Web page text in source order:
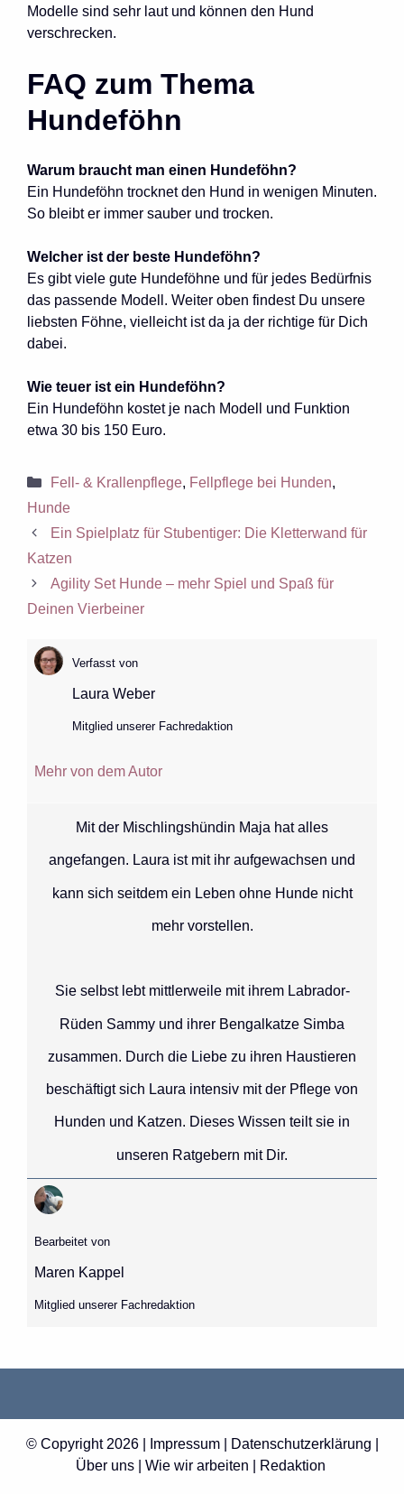
Modelle sind sehr laut und können den Hund
verschrecken.
FAQ zum Thema
Hundeföhn
Warum braucht man einen Hundeföhn?
Ein Hundeföhn trocknet den Hund in wenigen Minuten.
So bleibt er immer sauber und trocken.
Welcher ist der beste Hundeföhn?
Es gibt viele gute Hundeföhne und für jedes Bedürfnis
das passende Modell. Weiter oben findest Du unsere
liebsten Föhne, vielleicht ist da ja der richtige für Dich
dabei.
Wie teuer ist ein Hundeföhn?
Ein Hundeföhn kostet je nach Modell und Funktion
etwa 30 bis 150 Euro.
Kategorien
Fell- & Krallenpflege, Fellpflege bei Hunden,
Hunde
Ein Spielplatz für Stubentiger: Die Kletterwand für
Katzen
Agility Set Hunde – mehr Spiel und Spaß für
Deinen Vierbeiner
Verfasst von
Laura Weber
Mitglied unserer Fachredaktion
Mehr von dem Autor
Mit der Mischlingshündin Maja hat alles
angefangen. Laura ist mit ihr aufgewachsen und
kann sich seitdem ein Leben ohne Hunde nicht
mehr vorstellen.
Sie selbst lebt mittlerweile mit ihrem Labrador-
Rüden Sammy und ihrer Bengalkatze Simba
zusammen. Durch die Liebe zu ihren Haustieren
beschäftigt sich Laura intensiv mit der Pflege von
Hunden und Katzen. Dieses Wissen teilt sie in
unseren Ratgebern mit Dir.
Bearbeitet von
Maren Kappel
Mitglied unserer Fachredaktion
© Copyright 2026 | Impressum| Datenschutzerklärung
Über uns| Wie wir arbeiten Redaktion